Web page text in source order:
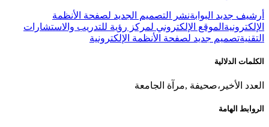
أرشيف جديد البوابةنشر التصميم الجديد لصفحة الأنظمة
الإلكترونية الموقع الإلكتروني لمركز رؤية للتدريب والاستشارات
التقنيةتصميم جديد لصفحة الأنظمة الإلكترونية
الكلمات الدلالية
العدد الأخير،صحيفة ,مرآة الجامعة
الروابط الهامة